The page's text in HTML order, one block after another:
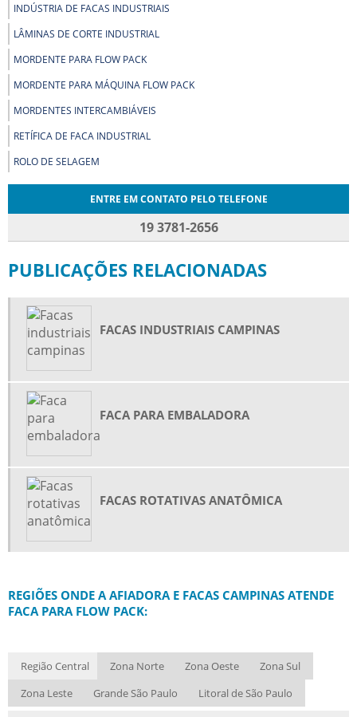
INDÚSTRIA DE FACAS INDUSTRIAIS
LÂMINAS DE CORTE INDUSTRIAL
MORDENTE PARA FLOW PACK
MORDENTE PARA MÁQUINA FLOW PACK
MORDENTES INTERCAMBIÁVEIS
RETÍFICA DE FACA INDUSTRIAL
ROLO DE SELAGEM
ENTRE EM CONTATO PELO TELEFONE
19 3781-2656
PUBLICAÇÕES RELACIONADAS
FACAS INDUSTRIAIS CAMPINAS
FACA PARA EMBALADORA
FACAS ROTATIVAS ANATÔMICA
REGIÕES ONDE A AFIADORA E FACAS CAMPINAS ATENDE
FACA PARA FLOW PACK:
Região Central Zona Norte Zona Oeste
Zona Sul
Zona Leste
Grande São Paulo Litoral de São Paulo